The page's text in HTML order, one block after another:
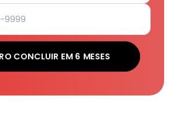
CONCLUIR EM 6 MESES